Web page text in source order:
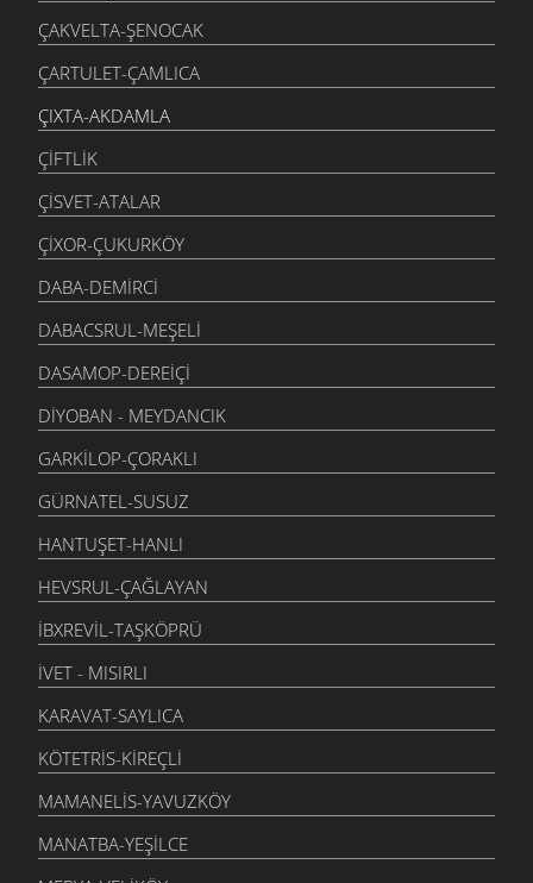
ÇAKVELTA-ŞENOCAK
ÇARTULET-ÇAMLICA
ÇIXTA-AKDAMLA
ÇIFTLIK
ÇISVET-ATALAR
ÇIXOR-ÇUKURKÖY
DABA-DEMIRCI
DABACSRUL-MEŞELI
DASAMOP-DEREIÇI
DIYOBAN - MEYDANCIK
GARKILOP-ÇORAKLI
GÜRNATEL-SUSUZ
HANTUŞET-HANLI
HEVSRUL-ÇAĞLAYAN
İBXREVIL-TAŞKÖPRÜ
İVET - MISIRLI
KARAVAT-SAYLICA
KÖTETRIS-KIREÇLI
MAMANELIS-YAVUZKÖY
MANATBA-YEŞILCE